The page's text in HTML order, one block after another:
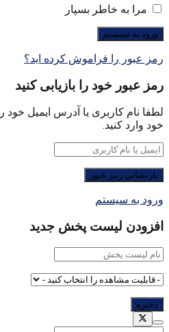
مرا به خاطر بسپار
رمز عبور را فراموش کرده اید؟
رمز عبور خود را بازیابی کنید
لطفا نام کاربری یا آدرس ایمیل خود
خود وارد کنید.
ورود به سیستم
افزودن لیست پخش جدید